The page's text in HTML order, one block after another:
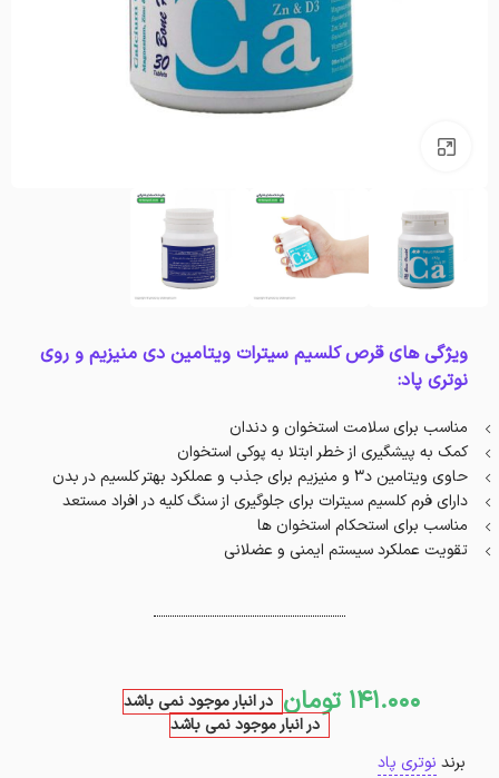
ویژگی های قرص کلسیم سیترات ویتامین دی منیزیم و روی
نوتری پاد:
مناسب برای سلامت استخوان و دندان
کمک به پیشگیری از خطر ابتلا به پوکی استخوان
حاوی ویتامین د3 و منیزیم برای جذب و عملکرد بهتر کلسیم در بدن
دارای فرم کلسیم سیترات برای جلوگیری از سنگ کلیه در افراد مستعد
مناسب برای استحکام استخوان ها
تقویت عملکرد سیستم ایمنی و عضلانی
141.000 تومان در انبار موجود نمی باشد
در انبار موجود نمی باشد
برند نوتری پاد